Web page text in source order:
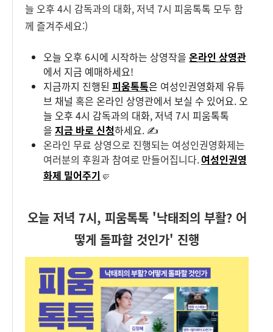
늘 오후 4시 감독과의 대화, 저녁 7시 피움톡톡 모두 함
께 즐겨주세요:)
오늘 오후 6시에 시작하는 상영작을 온라인 상영관
에서 지금 예매하세요!
지금까지 진행된 피움톡톡은 여성인권영화제 유튜
브 채널 혹은 온라인 상영관에서 보실 수 있어요. 오
늘 오후 4시 감독과의 대화, 저녁 7시 피움톡톡
을 지금 바로 신청하세요. ✍
온라인 무료 상영으로 진행되는 여성인권영화제는
여러분의 후원과 참여로 만들어집니다.여성인권영
화제 밀어주기 🤛
오늘 저녁 7시, 피움톡톡 '낙태죄의 부활? 어
떻게 돌파할 것인가' 진행